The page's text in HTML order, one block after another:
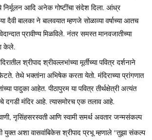
निर्मूलन आदि अनेक गोष्टींचा संदेश दिला. आंध्र
दैवी बालका ने बालवयात म्हणजे सोळाव्या वर्षाच्या आतच
प्रावीण्य मिळविले. नंतर समस्त मानवजातीच्या
केले.
श्रीपाद श्रीवल्लभांच्या मूर्तींच्या पवित्र दर्शनाने
तेथे भक्तांना अभिषेक करता येतो. मंदिराच्या प्रांगणात
पादुका आहेत. पीठापुरम या पवित्र तीर्थक्षेत्री अत्यंत
दगडी मंदिर आहे. त्यासमोरच एक तलाव आहे.
नृसिंहसरस्वती आणि स्वामी समर्थ अवतार जन्मसंकल्प
युक्त अशा वासवांबिकेस श्रीपाद प्रभू म्हणाले ''तुझा संकल्प